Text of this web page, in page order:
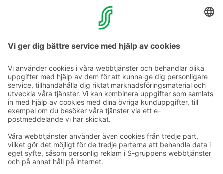
Ta kontakt
Kontaktuppgifter till hotellen
Feedback
Ge feedback
Sokos Hotels nyhetsbrev
Utmärkelser och certifikat